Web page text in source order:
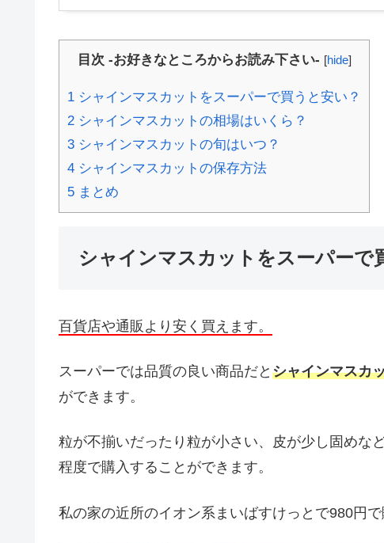
目次 -お好きなところからお読み下さい- [hide]
1 シャインマスカットをスーパーで買うと安い？
2 シャインマスカットの相場はいくら？
3 シャインマスカットの旬はいつ？
4 シャインマスカットの保存方法
5 まとめ
シャインマスカットをスーパーで
百貨店や通販より安く買えます。
スーパーでは品質の良い商品だと シャインマスカ
ができます。
粒が不揃いだったり粒が小さい、皮が少し固めな
程度で購入することができます。
私の家の近所のイオン系まいばすけっとで980円で